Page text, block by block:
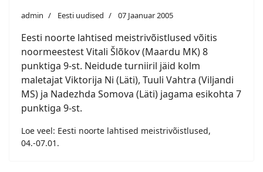
admin Eesti uudised 07 Jaanuar 2005
Eesti noorte lahtised meistrivõistlused võitis
noormeestest Vitali Šlõkov (Maardu MK) 8
punktiga 9-st. Neidude turniiril jäid kolm
maletajat Viktorija Ni (Läti), Tuuli Vahtra (Viljandi
MS) ja Nadezhda Somova (Läti) jagama esikohta 7
punktiga 9-st.
Loe veel: Eesti noorte lahtised meistrivõistlused,
04.-07.01.